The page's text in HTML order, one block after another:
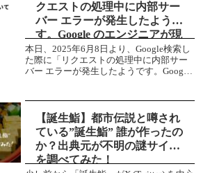
クエストの処理中に内部サー
バー エラーが発生したようで
す。Google のエンジニアが現
在問題の解決にあたっていま
す。
本日、2025年6月8日より、Google検索し
た際に「リクエストの処理中に内部サー
バー エラーが発生したようです。Google
れることが報告されています。筆者も検
【誕生鮨】都市伝説と噂され
ている”誕生鮨” 誰が作ったの
か？出典元が不明の謎サイト
を調べてみた！